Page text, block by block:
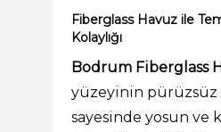
Fiberglass Havuz ile
Kolaylığı
Bodrum Fiberglass
yüzeyinin pürüzsüz
sayesinde yosun ve